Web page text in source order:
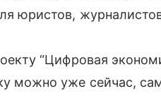
юристов,
“Цифровая
можно уже сейчас,